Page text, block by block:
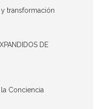
transformación
DE
Conciencia